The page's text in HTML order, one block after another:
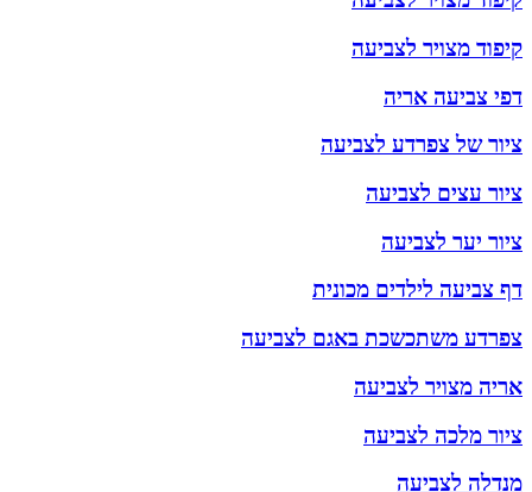
קיפוד מצויר לצביעה
דפי צביעה אריה
ציור של צפרדע לצביעה
ציור עצים לצביעה
ציור יער לצביעה
דף צביעה לילדים מכונית
צפרדע משתכשכת באגם לצביעה
אריה מצויר לצביעה
ציור מלכה לצביעה
מנדלה לצביעה